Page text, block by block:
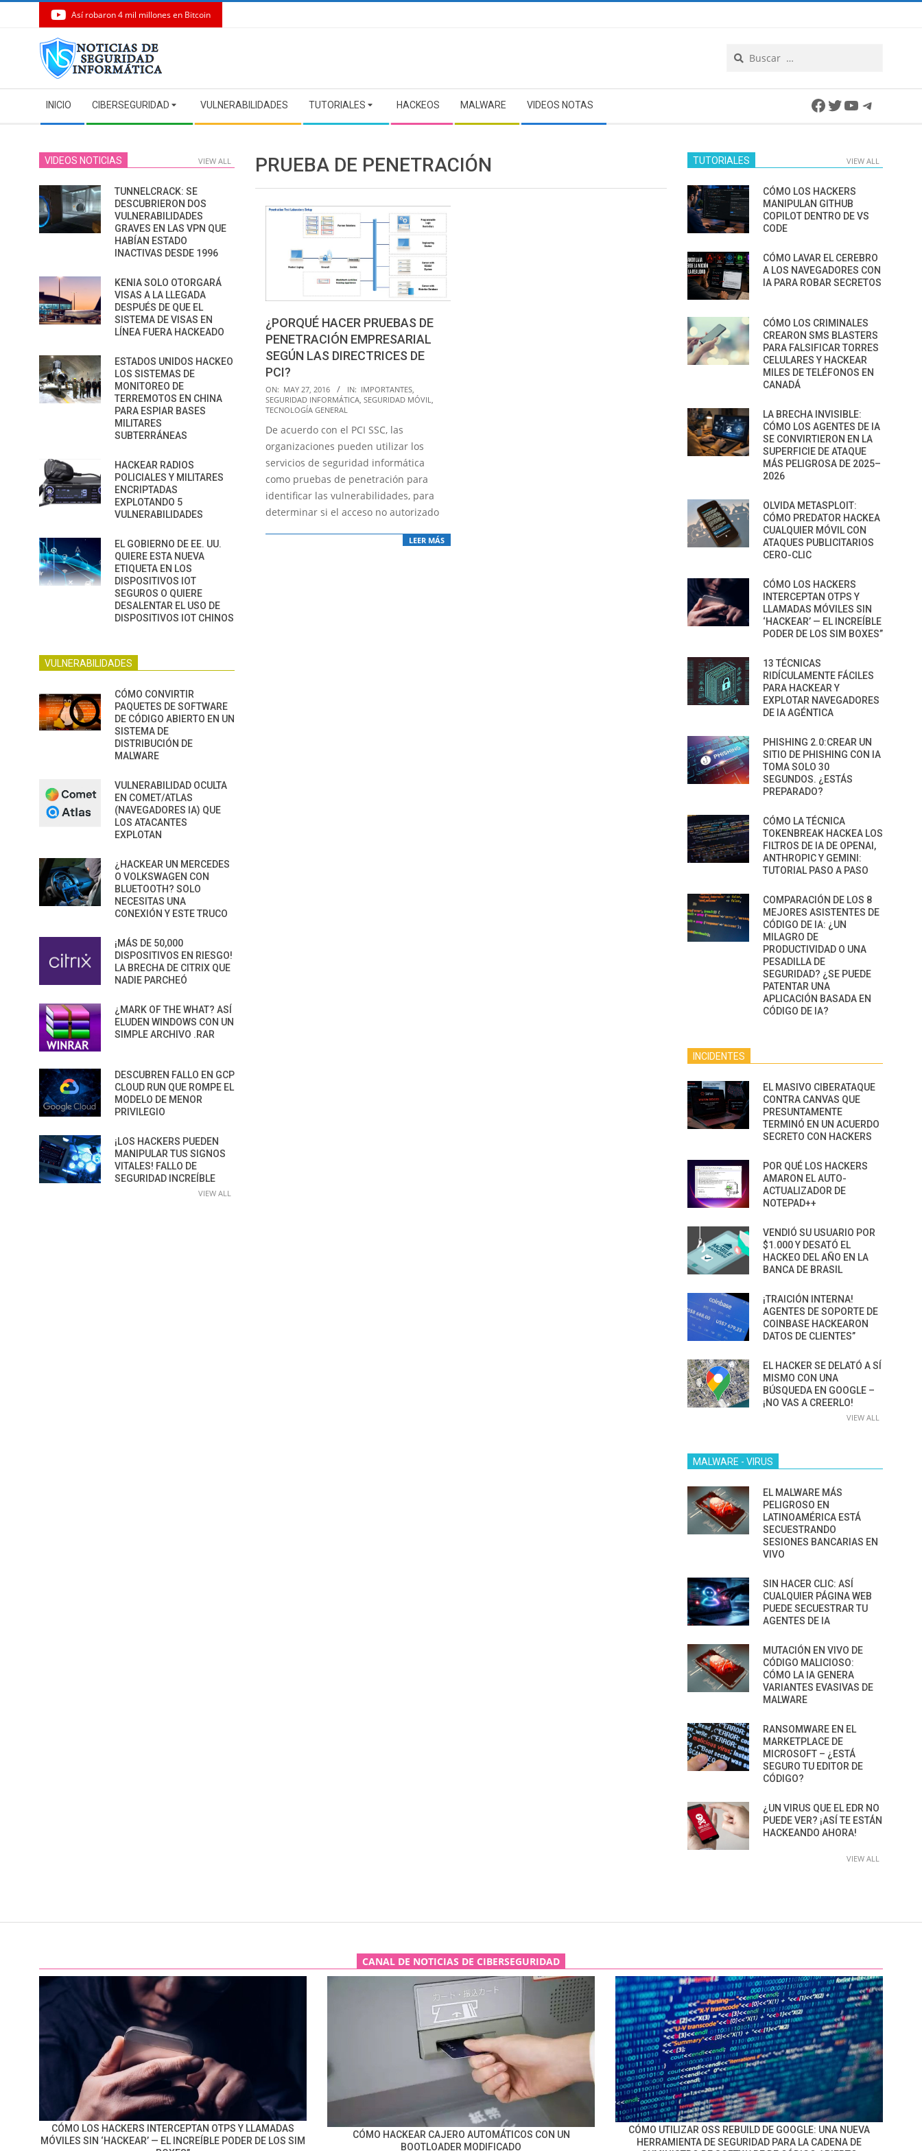
Así robaron 4 mil millones en Bitcoin
Navigation
Menu
INICIO CIBERSEGURIDAD VULNERABILIDADES TUTORIALES HACKEOS MALWARE VIDEOS NOTAS Facebook
Twitter
YouTube
PRUEBA DE PENETRACIÓN
¿PORQUÉ HACER PRUEBAS DE
PENETRACIÓN EMPRESARIAL
SEGÚN LAS DIRECTRICES DE
PCI?
2016-
05-
ON: MAY 27, 2016 IN: IMPORTANTES
SEGURIDAD INFORMÁTICA SEGURIDAD MÓVIL
TECNOLOGÍA GENERAL
De acuerdo con el PCI SSC, las
organizaciones pueden utilizar los
servicios de seguridad informática
como pruebas de penetración para
identificar las vulnerabilidades, para
determinar si el acceso no autorizado
LEER MÁS
VIDEOS NOTICIAS VIEW ALL
TUNNELCRACK: SE
DESCUBRIERON DOS
VULNERABILIDADES
GRAVES EN LAS VPN QUE
HABÍAN ESTADO
INACTIVAS DESDE 1996
KENIA SOLO OTORGARÁ
VISAS A LA LLEGADA
DESPUÉS DE QUE EL
SISTEMA DE VISAS EN
LÍNEA FUERA HACKEADO
ESTADOS UNIDOS HACKEO
LOS SISTEMAS DE
MONITOREO DE
TERREMOTOS EN CHINA
PARA ESPIAR BASES
MILITARES
SUBTERRÁNEAS
HACKEAR RADIOS
POLICIALES Y MILITARES
ENCRIPTADAS
EXPLOTANDO 5
VULNERABILIDADES
EL GOBIERNO DE EE. UU.
QUIERE ESTA NUEVA
ETIQUETA EN LOS
DISPOSITIVOS IOT
SEGUROS O QUIERE
DESALENTAR EL USO DE
DISPOSITIVOS IOT CHINOS
VULNERABILIDADES
CÓMO CONVIRTIR
PAQUETES DE SOFTWARE
DE CÓDIGO ABIERTO EN UN
SISTEMA DE
DISTRIBUCIÓN DE
MALWARE
VULNERABILIDAD OCULTA
EN COMET/ATLAS
(NAVEGADORES IA) QUE
LOS ATACANTES
EXPLOTAN
¿HACKEAR UN MERCEDES
O VOLKSWAGEN CON
BLUETOOTH? SOLO
NECESITAS UNA
CONEXIÓN Y ESTE TRUCO
¡MÁS DE 50,000
DISPOSITIVOS EN RIESGO!
LA BRECHA DE CITRIX QUE
NADIE PARCHEÓ
¿MARK OF THE WHAT? ASÍ
ELUDEN WINDOWS CON UN
SIMPLE ARCHIVO .RAR
DESCUBREN FALLO EN GCP
CLOUD RUN QUE ROMPE EL
MODELO DE MENOR
PRIVILEGIO
¡LOS HACKERS PUEDEN
MANIPULAR TUS SIGNOS
VITALES! FALLO DE
SEGURIDAD INCREÍBLE
VIEW ALL
TUTORIALES VIEW ALL
CÓMO LOS HACKERS
MANIPULAN GITHUB
COPILOT DENTRO DE VS
CODE
CÓMO LAVAR EL CEREBRO
A LOS NAVEGADORES CON
IA PARA ROBAR SECRETOS
CÓMO LOS CRIMINALES
CREARON SMS BLASTERS
PARA FALSIFICAR TORRES
CELULARES Y HACKEAR
MILES DE TELÉFONOS EN
CANADÁ
LA BRECHA INVISIBLE:
CÓMO LOS AGENTES DE IA
SE CONVIRTIERON EN LA
SUPERFICIE DE ATAQUE
MÁS PELIGROSA DE 2025–
2026
OLVIDA METASPLOIT:
CÓMO PREDATOR HACKEA
CUALQUIER MÓVIL CON
ATAQUES PUBLICITARIOS
CERO-CLIC
CÓMO LOS HACKERS
INTERCEPTAN OTPS Y
LLAMADAS MÓVILES SIN
‘HACKEAR’ — EL INCREÍBLE
PODER DE LOS SIM BOXES”
13 TÉCNICAS
RIDÍCULAMENTE FÁCILES
PARA HACKEAR Y
EXPLOTAR NAVEGADORES
DE IA AGÉNTICA
PHISHING 2.0:CREAR UN
SITIO DE PHISHING CON IA
TOMA SOLO 30
SEGUNDOS. ¿ESTÁS
PREPARADO?
CÓMO LA TÉCNICA
TOKENBREAK HACKEA LOS
FILTROS DE IA DE OPENAI,
ANTHROPIC Y GEMINI:
TUTORIAL PASO A PASO
COMPARACIÓN DE LOS 8
MEJORES ASISTENTES DE
CÓDIGO DE IA: ¿UN
MILAGRO DE
PRODUCTIVIDAD O UNA
PESADILLA DE
SEGURIDAD? ¿SE PUEDE
PATENTAR UNA
APLICACIÓN BASADA EN
CÓDIGO DE IA?
INCIDENTES
EL MASIVO CIBERATAQUE
CONTRA CANVAS QUE
PRESUNTAMENTE
TERMINÓ EN UN ACUERDO
SECRETO CON HACKERS
POR QUÉ LOS HACKERS
AMARON EL AUTO-
ACTUALIZADOR DE
NOTEPAD++
VENDIÓ SU USUARIO POR
$1.000 Y DESATÓ EL
HACKEO DEL AÑO EN LA
BANCA DE BRASIL
¡TRAICIÓN INTERNA!
AGENTES DE SOPORTE DE
COINBASE HACKEARON
DATOS DE CLIENTES”
EL HACKER SE DELATÓ A SÍ
MISMO CON UNA
BÚSQUEDA EN GOOGLE –
¡NO VAS A CREERLO!
VIEW ALL
MALWARE - VIRUS
EL MALWARE MÁS
PELIGROSO EN
LATINOAMÉRICA ESTÁ
SECUESTRANDO
SESIONES BANCARIAS EN
VIVO
SIN HACER CLIC: ASÍ
CUALQUIER PÁGINA WEB
PUEDE SECUESTRAR TU
AGENTES DE IA
MUTACIÓN EN VIVO DE
CÓDIGO MALICIOSO:
CÓMO LA IA GENERA
VARIANTES EVASIVAS DE
MALWARE
RANSOMWARE EN EL
MARKETPLACE DE
MICROSOFT – ¿ESTÁ
SEGURO TU EDITOR DE
CÓDIGO?
¿UN VIRUS QUE EL EDR NO
PUEDE VER? ¡ASÍ TE ESTÁN
HACKEANDO AHORA!
VIEW ALL
CANAL DE NOTICIAS DE CIBERSEGURIDAD
CÓMO LOS HACKERS INTERCEPTAN OTPS Y LLAMADAS
MÓVILES SIN ‘HACKEAR’ — EL INCREÍBLE PODER DE LOS SIM
CÓMO HACKEAR CAJERO AUTOMÁTICOS CON UN
BOOTLOADER MODIFICADO
CÓMO UTILIZAR OSS REBUILD DE GOOGLE: UNA NUEVA
HERRAMIENTA DE SEGURIDAD PARA LA CADENA DE